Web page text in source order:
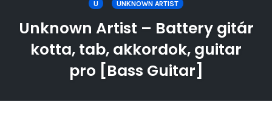
U UNKNOWN ARTIST
Unknown Artist – Battery gitár
kotta, tab, akkordok, guitar
pro [Bass Guitar]